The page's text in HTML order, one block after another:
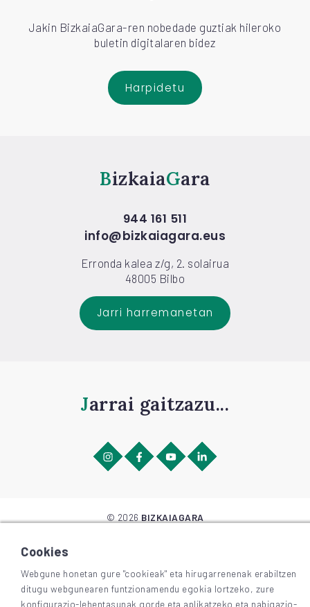
Jakin BizkaiaGara-ren nobedade guztiak hileroko
buletin digitalaren bidez
Harpidetu
Bizkaia Gara
944 161 511
info@bizkaiagara.eus
Erronda kalea z/g, 2. solairua
48005 Bilbo
Jarri harremanetan
Jarrai gaitzazu...
© 2026 BIZKAIAGARA
Cookies
Webgune honetan gure "cookieak" eta hirugarrenenak erabiltzen
ditugu webgunearen funtzionamendu egokia lortzeko, zure
konfigurazio-lehentasunak gorde eta aplikatzeko eta nabigazio-